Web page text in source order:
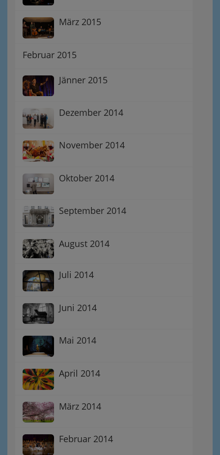
März 2015
Februar 2015
Jänner 2015
Dezember 2014
November 2014
Oktober 2014
September 2014
August 2014
Juli 2014
Juni 2014
Mai 2014
April 2014
März 2014
Februar 2014